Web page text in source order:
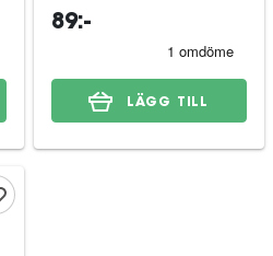
89:-
LÄGG TILL